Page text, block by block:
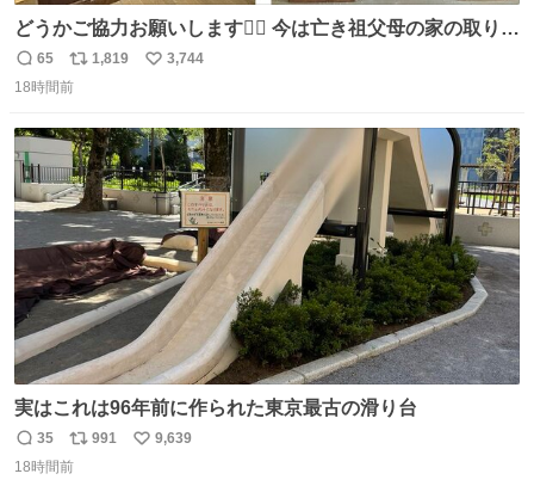
どうかご協力お願いします🙇‍♂️ 今は亡き祖父母の家の取り壊
しが決まり、どうしても処分して欲しくない食器棚と机の
引き取り手を探しております この2つは私の祖母が当初一
さで亡くなりましたが、この家具達をとても大切にしてお
りました 続く↓
返
信
65
リ
ポ
ト
数
1,819
い
数
3,744
18時間前
実はこれは96年前に作られた東京最古の滑り台
返
信
35
リ
ポ
991
い
9,639
18時間前